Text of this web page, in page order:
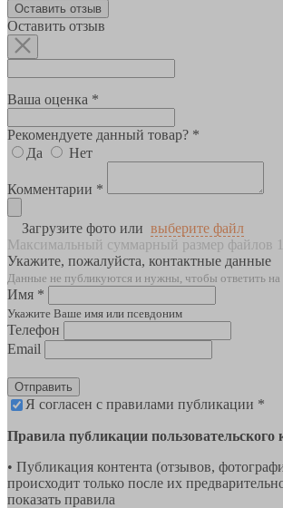
Оставить отзыв
Оставить отзыв
Ваша оценка *
Рекомендуете данный товар? *
Да
Нет
Комментарии *
Загрузите фото или выберите файл
Максимальный суммарный размер файлов
Укажите, пожалуйста, контактные данные
Данные не публикуются и нужны, чтобы ответить
Имя *
Укажите Ваше имя или псевдоним
Телефон
Email
Отправить
Я согласен с правилами публикации *
Правила публикации пользовательского
• Публикация контента (отзывов,
происходит только после их
показать правила